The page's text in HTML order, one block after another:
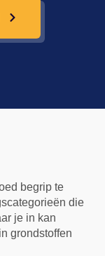
begrip te
die
je in kan
grondstoffen